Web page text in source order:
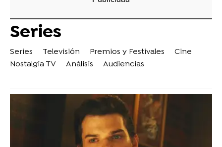
Series
Series Televisión Premios y Festivales
Cine
Nostalgia TV
Análisis Audiencias